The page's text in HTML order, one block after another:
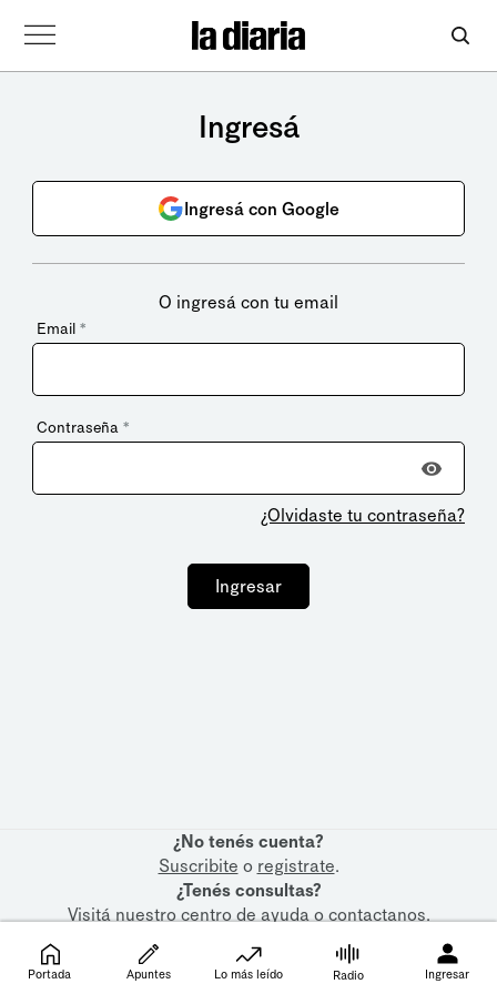
Ingresá
Ingresá con Google
O ingresá con tu email
Email *
Contraseña *
¿Olvidaste tu contraseña?
Ingresar
¿No tenés cuenta?
Suscribite o registrate.
¿Tenés consultas?
Visitá nuestrocentro de ayudaocontactanos.
Portada Apuntes Lo más leído Radio Ingresar